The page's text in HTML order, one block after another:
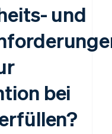
und
bei